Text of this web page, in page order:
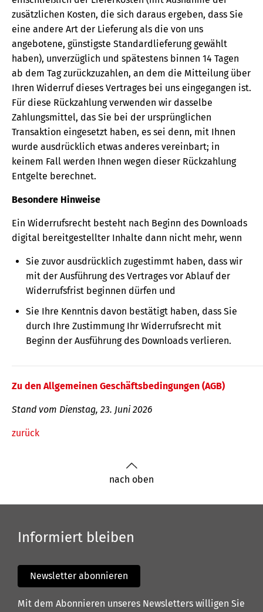
zusätzlichen Kosten, die sich daraus ergeben, dass Sie
eine andere Art der Lieferung als die von uns
angebotene, günstigste Standardlieferung gewählt
haben), unverzüglich und spätestens binnen 14 Tagen
ab dem Tag zurückzuzahlen, an dem die Mitteilung über
Ihren Widerruf dieses Vertrages bei uns eingegangen ist.
Für diese Rückzahlung verwenden wir dasselbe
Zahlungsmittel, das Sie bei der ursprünglichen
Transaktion eingesetzt haben, es sei denn, mit Ihnen
wurde ausdrücklich etwas anderes vereinbart; in
keinem Fall werden Ihnen wegen dieser Rückzahlung
Entgelte berechnet.
Besondere Hinweise
Ein Widerrufsrecht besteht nach Beginn des Downloads
digital bereitgestellter Inhalte dann nicht mehr, wenn
Sie zuvor ausdrücklich zugestimmt haben, dass wir
mit der Ausführung des Vertrages vor Ablauf der
Widerrufsfrist beginnen dürfen und
Sie Ihre Kenntnis davon bestätigt haben, dass Sie
durch Ihre Zustimmung Ihr Widerrufsrecht mit
Beginn der Ausführung des Downloads verlieren.
Zu den Allgemeinen Geschäftsbedingungen (AGB)
Stand vom Dienstag, 23. Juni 2026
zurück
nach oben
Informiert bleiben
Newsletter abonnieren
Mit dem Abonnieren unseres Newsletters willigen Sie